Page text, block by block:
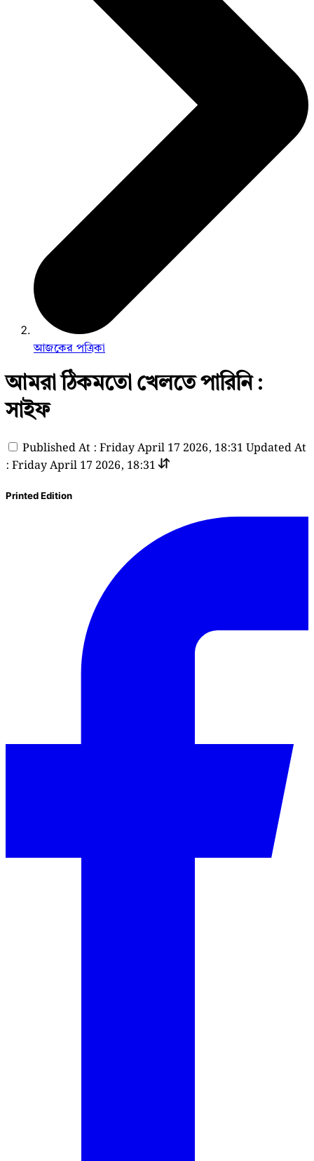
আজকের পত্রিকা
আমরা ঠিকমতো খেলতে পারিনি :
সাইফ
Published At : Friday April 17 2026, 18:31 Updated At
: Friday April 17 2026, 18:31
Printed Edition